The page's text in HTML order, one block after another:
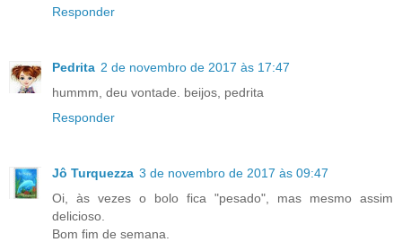
Responder
Pedrita 2 de novembro de 2017 às 17:47
hummm, deu vontade. beijos, pedrita
Responder
Jô Turquezza 3 de novembro de 2017 às 09:47
Oi, às vezes o bolo fica "pesado", mas mesmo assim
delicioso.
Bom fim de semana.